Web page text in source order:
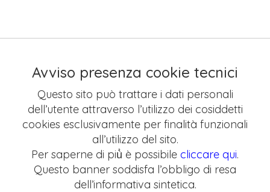
Avviso presenza cookie tecnici
Questo sito può trattare i dati personali
dell’utente attraverso l’utilizzo dei cosiddetti
cookies esclusivamente per finalità funzionali
all’utilizzo del sito.
Per saperne di più̀ è possibile cliccare qui.
Questo banner soddisfa l’obbligo di resa
dell’informativa sintetica.